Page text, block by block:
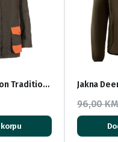
Traditio… Jakna
96,00KM
Original
price
Current
price